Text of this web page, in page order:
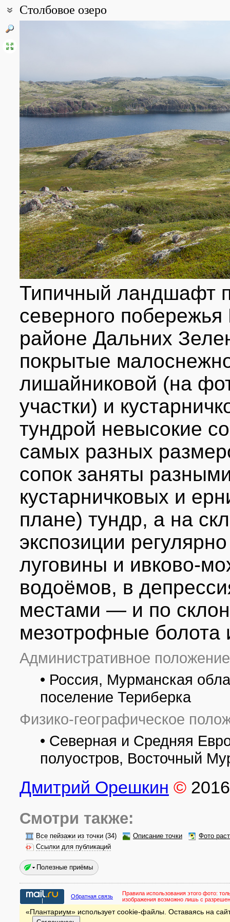
Столбовое озеро
Типичный ландшафт
северного побережья
районе Дальних
покрытые
лишайниковой (на
участки) и
тундрой невысокие
самых разных
сопок заняты
кустарничковых и
плане) тундр, а на
экспозиции
луговины и ивково-
водоёмов, в
местами — и по
мезотрофные болота
Административное
• Россия, Мурманская
поселение Териберка
Физико-географическое
• Северная и Средняя
полуостров, Восточный
Дмитрий Орешкин © 2016
Смотри также:
Все пейзажи из точки (34) Описание точки
Фото
Ссылки для публикаций
Полезные приёмы
Обратная связь Правила использования этого фото:
изображения возможно лишь с
«Плантариум» использует cookie-файлы. Оставаясь на